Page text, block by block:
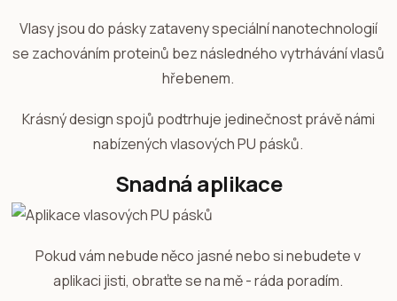
Vlasy jsou do pásky zataveny speciální nanotechnologií
se zachováním proteinů bez následného vytrhávání vlasů
hřebenem.
Krásný design spojů podtrhuje jedinečnost právě námi
nabízených vlasových PU pásků.
Snadná aplikace
Pokud vám nebude něco jasné nebo si nebudete v
aplikaci jisti, obraťte se na mě - ráda poradím.